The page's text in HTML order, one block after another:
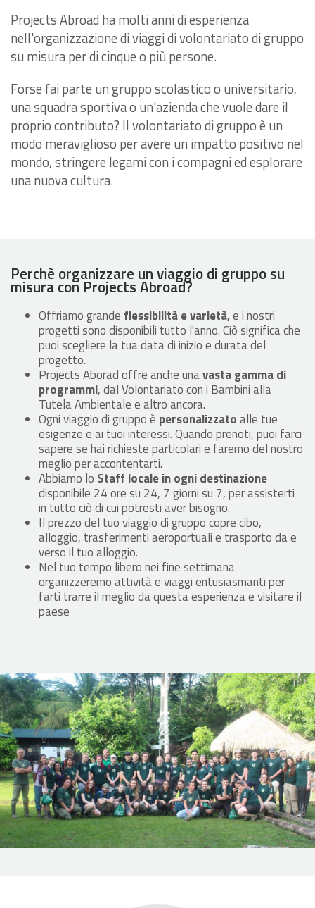
Projects Abroad ha molti anni di esperienza
nell'organizzazione di viaggi di volontariato di gruppo
su misura per di cinque o più persone.
Forse fai parte un gruppo scolastico o universitario,
una squadra sportiva o un'azienda che vuole dare il
proprio contributo? Il volontariato di gruppo è un
modo meraviglioso per avere un impatto positivo nel
mondo, stringere legami con i compagni ed esplorare
una nuova cultura.
Perchè organizzare un viaggio di gruppo su
misura con Projects Abroad?
Offriamo grande flessibilità e varietà,e i nostri
progetti sono disponibili tutto l'anno. Ciò significa che
puoi scegliere la tua data di inizio e durata del
progetto.
Projects Aborad offre anche unavasta gamma di
programmi, dal Volontariato con i Bambini alla
Tutela Ambientale e altro ancora.
Ogni viaggio di gruppo è personalizzatoalle tue
esigenze e ai tuoi interessi. Quando prenoti, puoi farci
sapere se hai richieste particolari e faremo del nostro
meglio per accontentarti.
Abbiamo lo Staff locale in ogni destinazione
disponibile 24 ore su 24, 7 giorni su 7, per assisterti
in tutto ciò di cui potresti aver bisogno.
Il prezzo del tuo viaggio di gruppo copre cibo,
alloggio, trasferimenti aeroportuali e trasporto da e
verso il tuo alloggio.
Nel tuo tempo libero nei fine settimana
organizzeremo attività e viaggi entusiasmanti per
farti trarre il meglio da questa esperienza e visitare il
paese